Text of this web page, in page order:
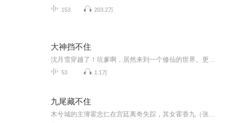
153 203.2万
大神挡不住
53 1.1万
九尾藏不住